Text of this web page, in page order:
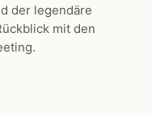
der legendäre
mit den